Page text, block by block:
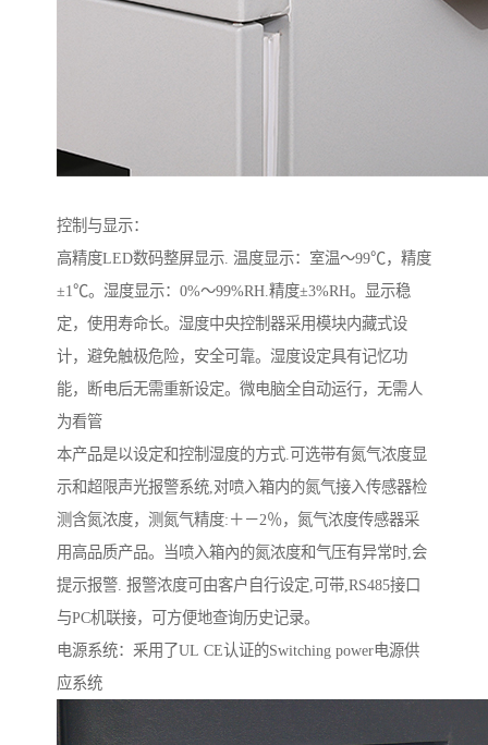
控制与显示：
高精度LED数码整屏显示. 温度显示：室温～99℃，精度
±1℃。湿度显示：0%～99%RH.精度±3%RH。显示稳
定，使用寿命长。湿度中央控制器采用模块内藏式设
计，避免触极危险，安全可靠。湿度设定具有记忆功
能，断电后无需重新设定。微电脑全自动运行，无需人
为看管
本产品是以设定和控制湿度的方式.可选带有氮气浓度显
示和超限声光报警系统,对喷入箱内的氮气接入传感器检
测含氮浓度，测氮气精度:＋－2％，氮气浓度传感器采
用高品质产品。当喷入箱內的氮浓度和气压有异常时,会
提示报警. 报警浓度可由客户自行设定,可带,RS485接口
与PC机联接，可方便地查询历史记录。
电源系统：釆用了UL CE认证的Switching power电源供
应系统